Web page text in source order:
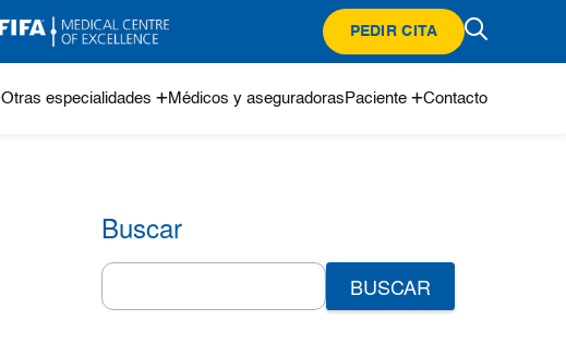
PEDIR CITA
Otras especialidades Médicos y aseguradoras Paciente Contacto
Buscar
Search
for: